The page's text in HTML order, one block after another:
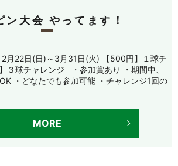
ン大会 やってます！
月22日(日)～3月31日(火) 【500円】１球チ
３球チャレンジ ・参加賞あり ・期間中、
・どなたでも参加可能 ・チャレンジ1回の
MORE